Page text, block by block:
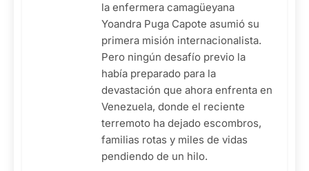
la enfermera camagüeyana
Yoandra Puga Capote asumió su
primera misión internacionalista.
Pero ningún desafío previo la
había preparado para la
devastación que ahora enfrenta en
Venezuela, donde el reciente
terremoto ha dejado escombros,
familias rotas y miles de vidas
pendiendo de un hilo.